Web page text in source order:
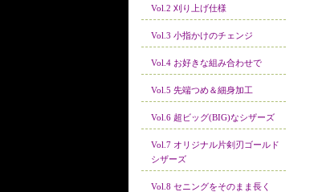
Vol.2 刈り上げ仕様
Vol.3 小指かけのチェンジ
Vol.4 お好きな組み合わせで
Vol.5 先端つめ＆細身加工
Vol.6 超ビッグ(BIG)なシザーズ
Vol.7 オリジナル片剣刃ゴールド
シザーズ
Vol.8 セニングをそのまま長く